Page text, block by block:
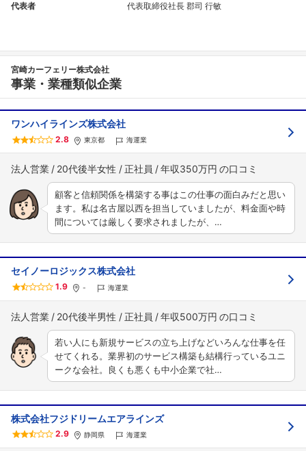
代表者 代表取締役社長 郡司 行敏
宮崎カーフェリー株式会社
事業・業種類似企業
ワンハイラインズ株式会社
2.8 東京都 海運業
法人営業 20代後半女性 正社員 年収350万円
顧客と信頼関係を構築する事はこの仕事の面白みだと思い
ます。私は名古屋以西を担当していましたが、料金面や時
間については厳しく要求されましたが、…
セイノーロジックス株式会社
1.9 - 海運業
法人営業 20代後半男性 正社員 年収500万円
若い人にも新規サービスの立ち上げなどいろんな仕事を任
せてくれる。業界初のサービス構築も結構行っているユニ
ークな会社。良くも悪くも中小企業で社…
株式会社フジドリームエアラインズ
2.9 静岡県 海運業